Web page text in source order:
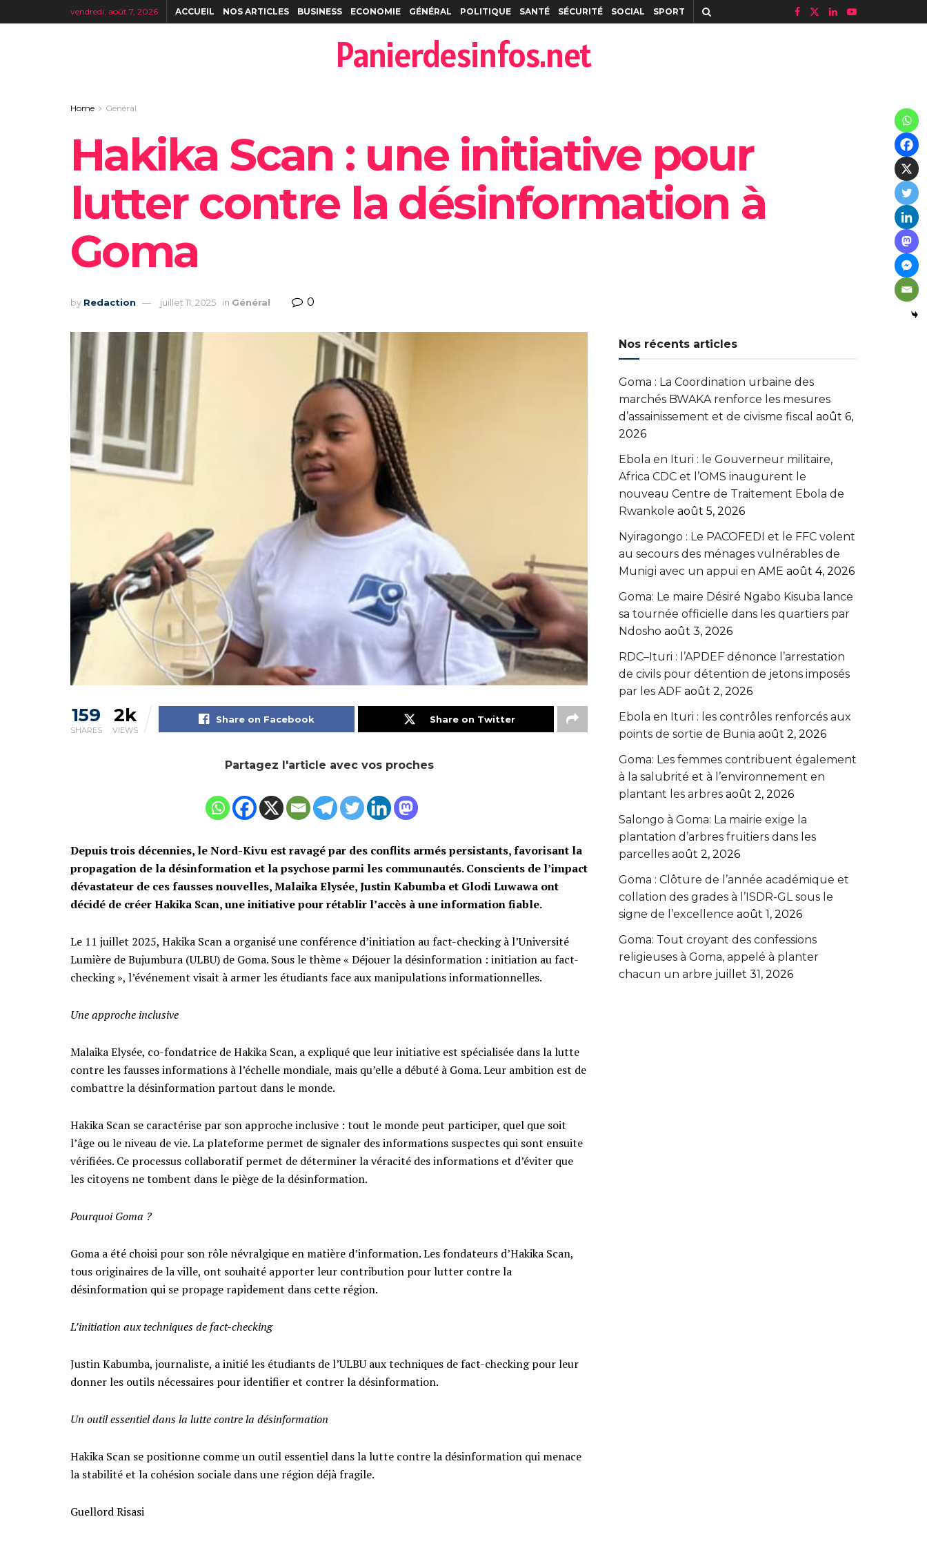
vendredi, août 7, 2026 ACCUEIL NOS ARTICLES BUSINESS ECONOMIE GÉNÉRAL POLITIQUE SANTÉ SÉCURITÉ SOCIAL SPORT
Panierdesinfos.net
Home Général
Hakika Scan : une initiative pour
lutter contre la désinformation à
Goma
by Redaction juillet 11, 2025 in Général 0
159
SHARES
2k
VIEWS
Share on Facebook Share on Twitter
Partagez l'article avec vos proches
Depuis trois décennies, le Nord-Kivu est ravagé par des conflits armés persistants, favorisant la
propagation de la désinformation et la psychose parmi les communautés. Conscients de l’impact
dévastateur de ces fausses nouvelles, Malaika Elysée, Justin Kabumba et Glodi Luwawa ont
décidé de créer Hakika Scan, une initiative pour rétablir l’accès à une information fiable.
Le 11 juillet 2025, Hakika Scan a organisé une conférence d’initiation au fact-checking à l’Université
Lumière de Bujumbura (ULBU) de Goma. Sous le thème « Déjouer la désinformation : initiation au fact-
checking », l’événement visait à armer les étudiants face aux manipulations informationnelles.
Une approche inclusive
Malaika Elysée, co-fondatrice de Hakika Scan, a expliqué que leur initiative est spécialisée dans la lutte
contre les fausses informations à l’échelle mondiale, mais qu’elle a débuté à Goma. Leur ambition est de
combattre la désinformation partout dans le monde.
Hakika Scan se caractérise par son approche inclusive : tout le monde peut participer, quel que soit
l’âge ou le niveau de vie. La plateforme permet de signaler des informations suspectes qui sont ensuite
vérifiées. Ce processus collaboratif permet de déterminer la véracité des informations et d’éviter que
les citoyens ne tombent dans le piège de la désinformation.
Pourquoi Goma ?
Goma a été choisi pour son rôle névralgique en matière d’information. Les fondateurs d’Hakika Scan,
tous originaires de la ville, ont souhaité apporter leur contribution pour lutter contre la
désinformation qui se propage rapidement dans cette région.
L’initiation aux techniques de fact-checking
Justin Kabumba, journaliste, a initié les étudiants de l’ULBU aux techniques de fact-checking pour leur
donner les outils nécessaires pour identifier et contrer la désinformation.
Un outil essentiel dans la lutte contre la désinformation
Hakika Scan se positionne comme un outil essentiel dans la lutte contre la désinformation qui menace
la stabilité et la cohésion sociale dans une région déjà fragile.
Guellord Risasi
Nos récents articles
Goma : La Coordination urbaine des
marchés BWAKA renforce les mesures
d’assainissement et de civisme fiscal août 6,
2026
Ebola en Ituri : le Gouverneur militaire,
Africa CDC et l’OMS inaugurent le
nouveau Centre de Traitement Ebola de
Rwankole août 5, 2026
‎Nyiragongo : Le PACOFEDI et le FFC volent
au secours des ménages vulnérables de
Munigi avec un appui en AME‎‎ août 4, 2026
Goma: Le maire Désiré Ngabo Kisuba lance
sa tournée officielle dans les quartiers par
Ndosho août 3, 2026
RDC–Ituri : l’APDEF dénonce l’arrestation
de civils pour détention de jetons imposés
par les ADF août 2, 2026
Ebola en Ituri : les contrôles renforcés aux
points de sortie de Bunia août 2, 2026
Goma: Les femmes contribuent également
à la salubrité et à l’environnement en
plantant les arbres août 2, 2026
Salongo à Goma: La mairie exige la
plantation d’arbres fruitiers dans les
parcelles août 2, 2026
Goma : Clôture de l’année académique et
collation des grades à l’ISDR-GL sous le
signe de l’excellence août 1, 2026
Goma: Tout croyant des confessions
religieuses à Goma, appelé à planter
chacun un arbre juillet 31, 2026